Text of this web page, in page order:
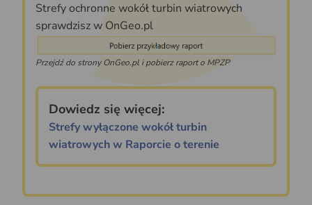
Strefy ochronne wokół turbin wiatrowych
sprawdzisz w OnGeo.pl
Przejdź do strony OnGeo.pl i pobierz raport o MPZP
Dowiedz się więcej:
Strefy wyłączone wokół turbin
wiatrowych w Raporcie o terenie